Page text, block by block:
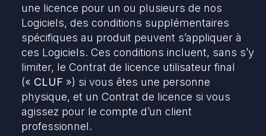
une licence pour un ou plusieurs de nos
Logiciels, des conditions supplémentaires
spécifiques au produit peuvent s’appliquer à
ces Logiciels. Ces conditions incluent, sans s’y
limiter, le Contrat de licence utilisateur final
(« CLUF ») si vous êtes une personne
physique, et un Contrat de licence si vous
agissez pour le compte d’un client
professionnel.